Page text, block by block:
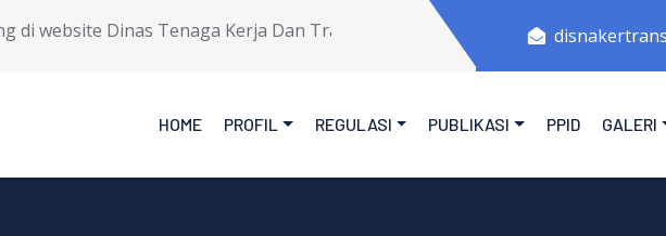
website Dinas Tenaga Kerja Dan Transmigrasi Provinsi Jawa Tengah.
HOME PROFIL REGULASI PUBLIKASI PPID GALERI